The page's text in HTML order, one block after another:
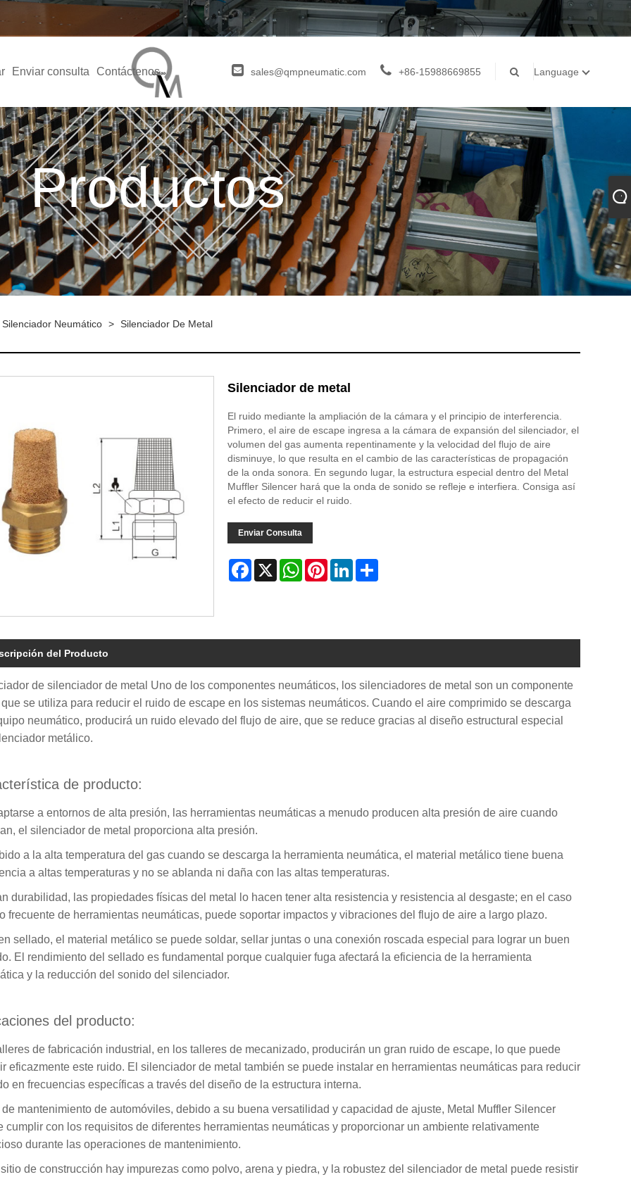
Enviar consulta Contáctenos sales@qmpneumatic.com +86-15988669855 Language
Productos
Neumático > Silenciador De Metal
Silenciador de metal
El ruido mediante la ampliación de la cámara y el principio de interferencia.
Primero, el aire de escape ingresa a la cámara de expansión del silenciador, el
volumen del gas aumenta repentinamente y la velocidad del flujo de aire
disminuye, lo que resulta en el cambio de las características de propagación
de la onda sonora. En segundo lugar, la estructura especial dentro del Metal
Muffler Silencer hará que la onda de sonido se refleje e interfiera. Consiga así
el efecto de reducir el ruido.
Enviar Consulta
Facebook
X WhatsAppPinterestLinkedInShare
del Producto
de silenciador de metal Uno de los componentes neumáticos, los silenciadores de metal son un componente
se utiliza para reducir el ruido de escape en los sistemas neumáticos. Cuando el aire comprimido se descarga
neumático, producirá un ruido elevado del flujo de aire, que se reduce gracias al diseño estructural especial
metálico.
de producto:
a entornos de alta presión, las herramientas neumáticas a menudo producen alta presión de aire cuando
el silenciador de metal proporciona alta presión.
a la alta temperatura del gas cuando se descarga la herramienta neumática, el material metálico tiene buena
a altas temperaturas y no se ablanda ni daña con las altas temperaturas.
durabilidad, las propiedades físicas del metal lo hacen tener alta resistencia y resistencia al desgaste; en el caso
frecuente de herramientas neumáticas, puede soportar impactos y vibraciones del flujo de aire a largo plazo.
sellado, el material metálico se puede soldar, sellar juntas o una conexión roscada especial para lograr un buen
El rendimiento del sellado es fundamental porque cualquier fuga afectará la eficiencia de la herramienta
y la reducción del sonido del silenciador.
del producto:
de fabricación industrial, en los talleres de mecanizado, producirán un gran ruido de escape, lo que puede
eficazmente este ruido. El silenciador de metal también se puede instalar en herramientas neumáticas para reducir
en frecuencias específicas a través del diseño de la estructura interna.
de mantenimiento de automóviles, debido a su buena versatilidad y capacidad de ajuste, Metal Muffler Silencer
cumplir con los requisitos de diferentes herramientas neumáticas y proporcionar un ambiente relativamente
durante las operaciones de mantenimiento.
de construcción hay impurezas como polvo, arena y piedra, y la robustez del silenciador de metal puede resistir